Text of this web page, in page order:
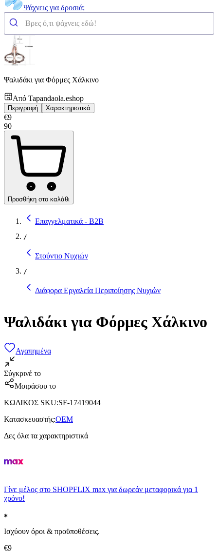
Ψάχνεις για δροσιά;
Ψαλιδάκι για Φόρμες Χάλκινο
Από Tapandaola.eshop
Περιγραφή Χαρακτηριστικά
€9
90
Προσθήκη στο καλάθι
Επαγγελματικά - B2B
/
Στούντιο Νυχιών
/
Διάφορα Εργαλεία Περιποίησης Νυχιών
Ψαλιδάκι για Φόρμες Χάλκινο
Αγαπημένα
Σύγκρινέ το
Μοιράσου το
ΚΩΔΙΚΟΣ SKU:SF-17419044
Κατασκευαστής:OEM
Δες όλα τα χαρακτηριστικά
Γίνε μέλος στο SHOPFLIX max για δωρεάν μεταφορικά για 1
χρόνο!
Ισχύουν όροι & προϋποθέσεις.
€9